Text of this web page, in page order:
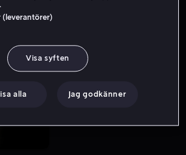
Från 49 kr
(leverantörer)
Visa syften
alla Jag godkänner